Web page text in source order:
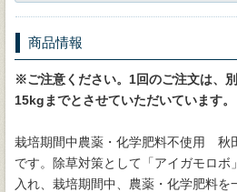
商品情報
※ご注意ください。1回のご注文は、
15kgまでとさせていただいています。
栽培期間中農薬・化学肥料不使用 秋
です。除草対策として「アイガモロボ
入れ、栽培期間中、農薬・化学肥料を